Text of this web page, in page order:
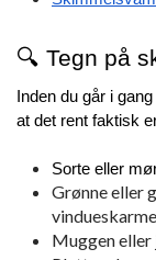
🔍 Tegn på
Inden du går i
at det rent faktisk
Sorte eller
Grønne eller
vindueskarme
Muggen